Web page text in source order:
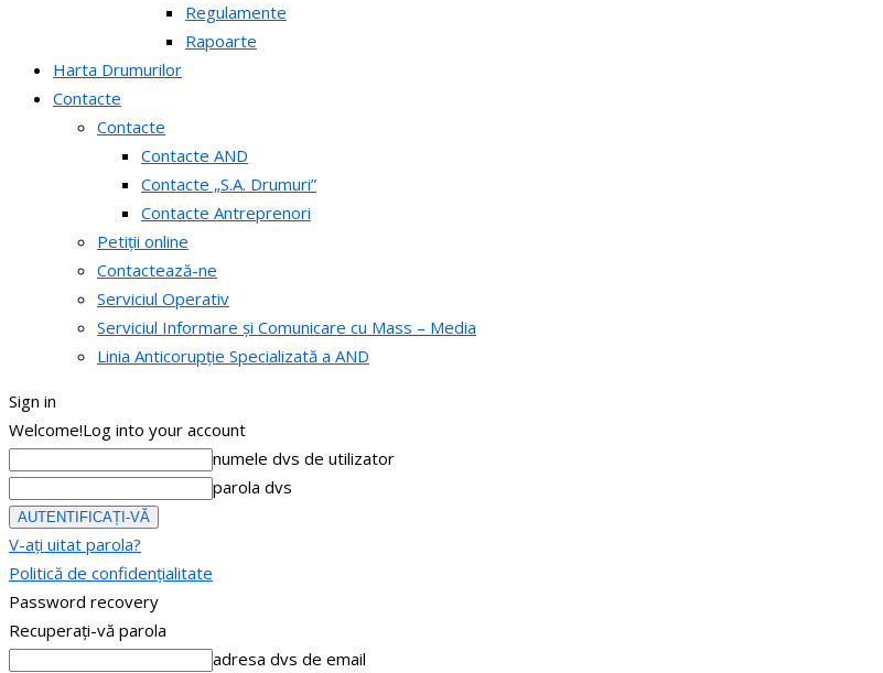
Regulamente
Rapoarte
Harta Drumurilor
Contacte
Contacte
Contacte AND
Contacte „S.A. Drumuri”
Contacte Antreprenori
Petiții online
Contactează-ne
Serviciul Operativ
Serviciul Informare și Comunicare cu Mass – Media
Linia Anticorupție Specializată a AND
Sign in
Welcome!Log into your account
numele dvs de utilizator
parola dvs
V-ați uitat parola?
Politică de confidențialitate
Password recovery
Recuperați-vă parola
adresa dvs de email